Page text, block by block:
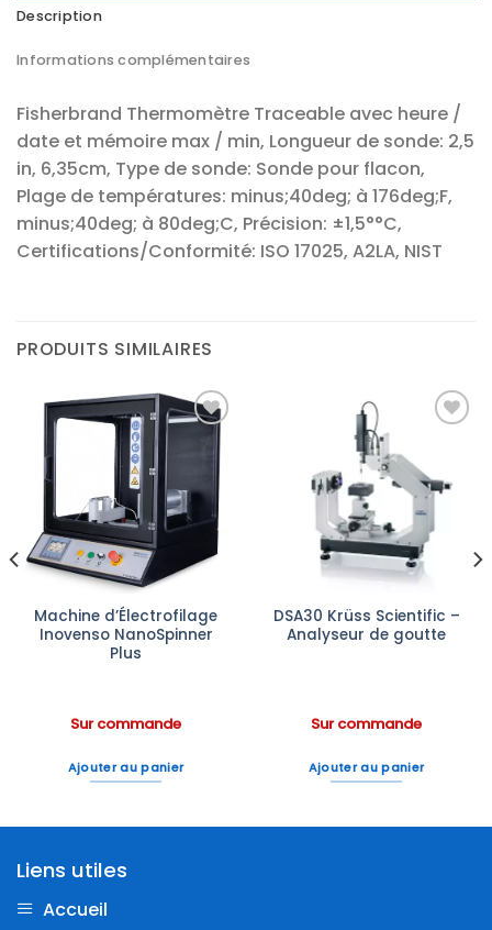
Description
Informations complémentaires
Fisherbrand Thermomètre Traceable avec heure /
date et mémoire max / min, Longueur de sonde: 2,5
in, 6,35cm, Type de sonde: Sonde pour flacon,
Plage de températures: minus;40deg; à 176deg;F,
minus;40deg; à 80deg;C, Précision: ±1,5°°C,
Certifications/Conformité: ISO 17025, A2LA, NIST
PRODUITS SIMILAIRES
Ajouter
à la liste
d’envies
Machine d’Électrofilage
Inovenso NanoSpinner
Plus
Sur commande
Ajouter au panier
Ajouter
à la liste
d’envies
DSA30 Krüss Scientific –
Analyseur de goutte
Sur commande
Ajouter au panier
Liens utiles
Accueil